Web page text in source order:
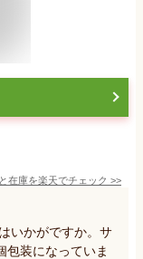
在庫を楽天でチェック >>
いかがですか。サ
包装になっていま